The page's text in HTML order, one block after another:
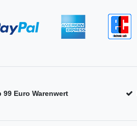
Euro Warenwert